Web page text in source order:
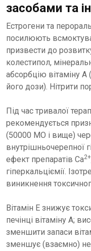
засобами та
Естрогени та
посилюють
призвести до
колестипол,
абсорбцію вітаміну
його дози). Нітрити
Під час тривалої
рекомендується
(50000 МО і вище)
внутрішньочерепної
ефект препаратів Са2+
гіперкальціємії.
виникнення
Вітамін Е знижує
печінці вітаміну А;
зменшити запаси
зменшує (взаємно)